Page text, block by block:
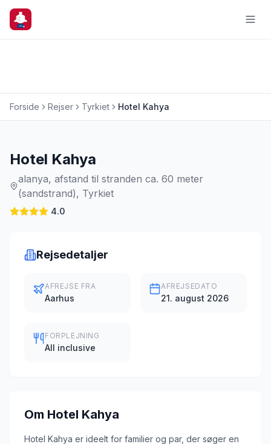
Forside Rejser Tyrkiet Hotel Kahya
Hotel Kahya
alanya, afstand til stranden ca. 60 meter
(sandstrand), Tyrkiet
4.0
Rejsedetaljer
AFREJSE FRA
Aarhus
AFREJSEDATO
21. august 2026
FORPLEJNING
All inclusive
Om Hotel Kahya
Hotel Kahya er ideelt for familier og par, der søger en